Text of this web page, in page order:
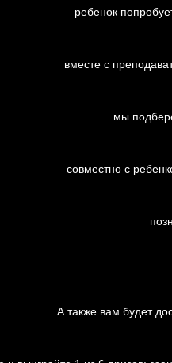
ребенок
вместе с
мы
совместно с
А также вам будет